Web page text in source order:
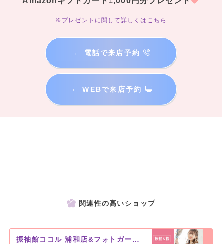
※プレゼントに関して詳しくはこちら
→ 電話で来店予約
→ WEBで来店予約
関連性の高いショップ
振袖館ココル 浦和店&フォトガーデン キラリ浦和